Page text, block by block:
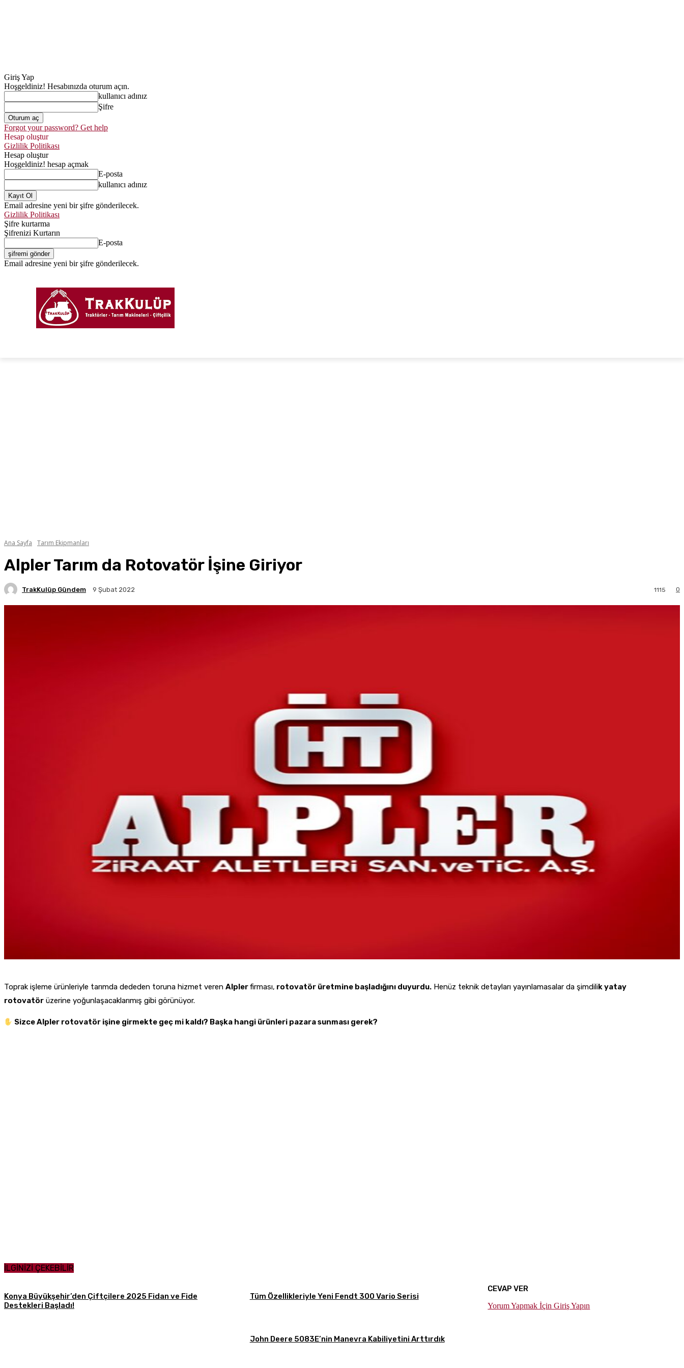
Giriş Yap
Hoşgeldiniz! Hesabınızda oturum açın.
kullanıcı adınız
Şifre
Forgot your password? Get help
Hesap oluştur
Gizlilik Politikası
Hesap oluştur
Hoşgeldiniz! hesap açmak
E-posta
kullanıcı adınız
Email adresine yeni bir şifre gönderilecek.
Gizlilik Politikası
Şifre kurtarma
Şifrenizi Kurtarın
E-posta
Email adresine yeni bir şifre gönderilecek.
Ana Sayfa Tarım Ekipmanları
Alpler Tarım da Rotovatör İşine Giriyor
TrakKulüp Gündem 9 Şubat 2022 0
1115
Toprak işleme ürünleriyle tarımda dededen toruna hizmet veren Alplerfirması, rotovatör üretmine başladığını duyurdu. Henüz teknik detayları yayınlamasalar da şimdilik yatay
rotovatör üzerine yoğunlaşacaklarımış gibi görünüyor.
Sizce Alpler rotovatör işine girmekte geç mi kaldı? Başka hangi ürünleri pazara sunması gerek?
İLGİNİZİ ÇEKEBİLİR
Konya Büyükşehir’den Çiftçilere 2025 Fidan ve Fide
Destekleri Başladı!
Tüm Özellikleriyle Yeni Fendt 300 Vario Serisi
John Deere 5083E’nin Manevra Kabiliyetini Arttırdık
CEVAP VER
Yorum Yapmak İçin Giriş Yapın